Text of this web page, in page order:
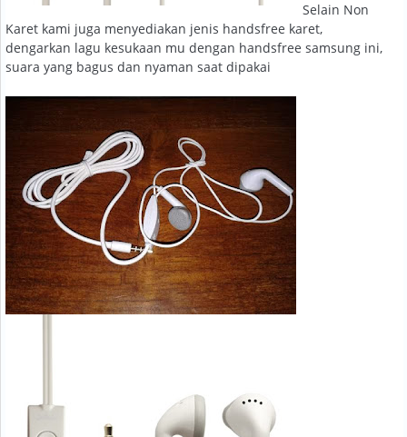
Selain Non
Karet kami juga menyediakan jenis handsfree karet,
dengarkan lagu kesukaan mu dengan handsfree samsung ini,
suara yang bagus dan nyaman saat dipakai